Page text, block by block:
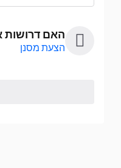
האם דרושות
הצעת מסנן